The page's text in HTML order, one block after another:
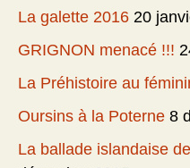
La galette 2016 20
GRIGNON menacé !!!
La Préhistoire au
Oursins à la Poterne 8
La ballade islandaise